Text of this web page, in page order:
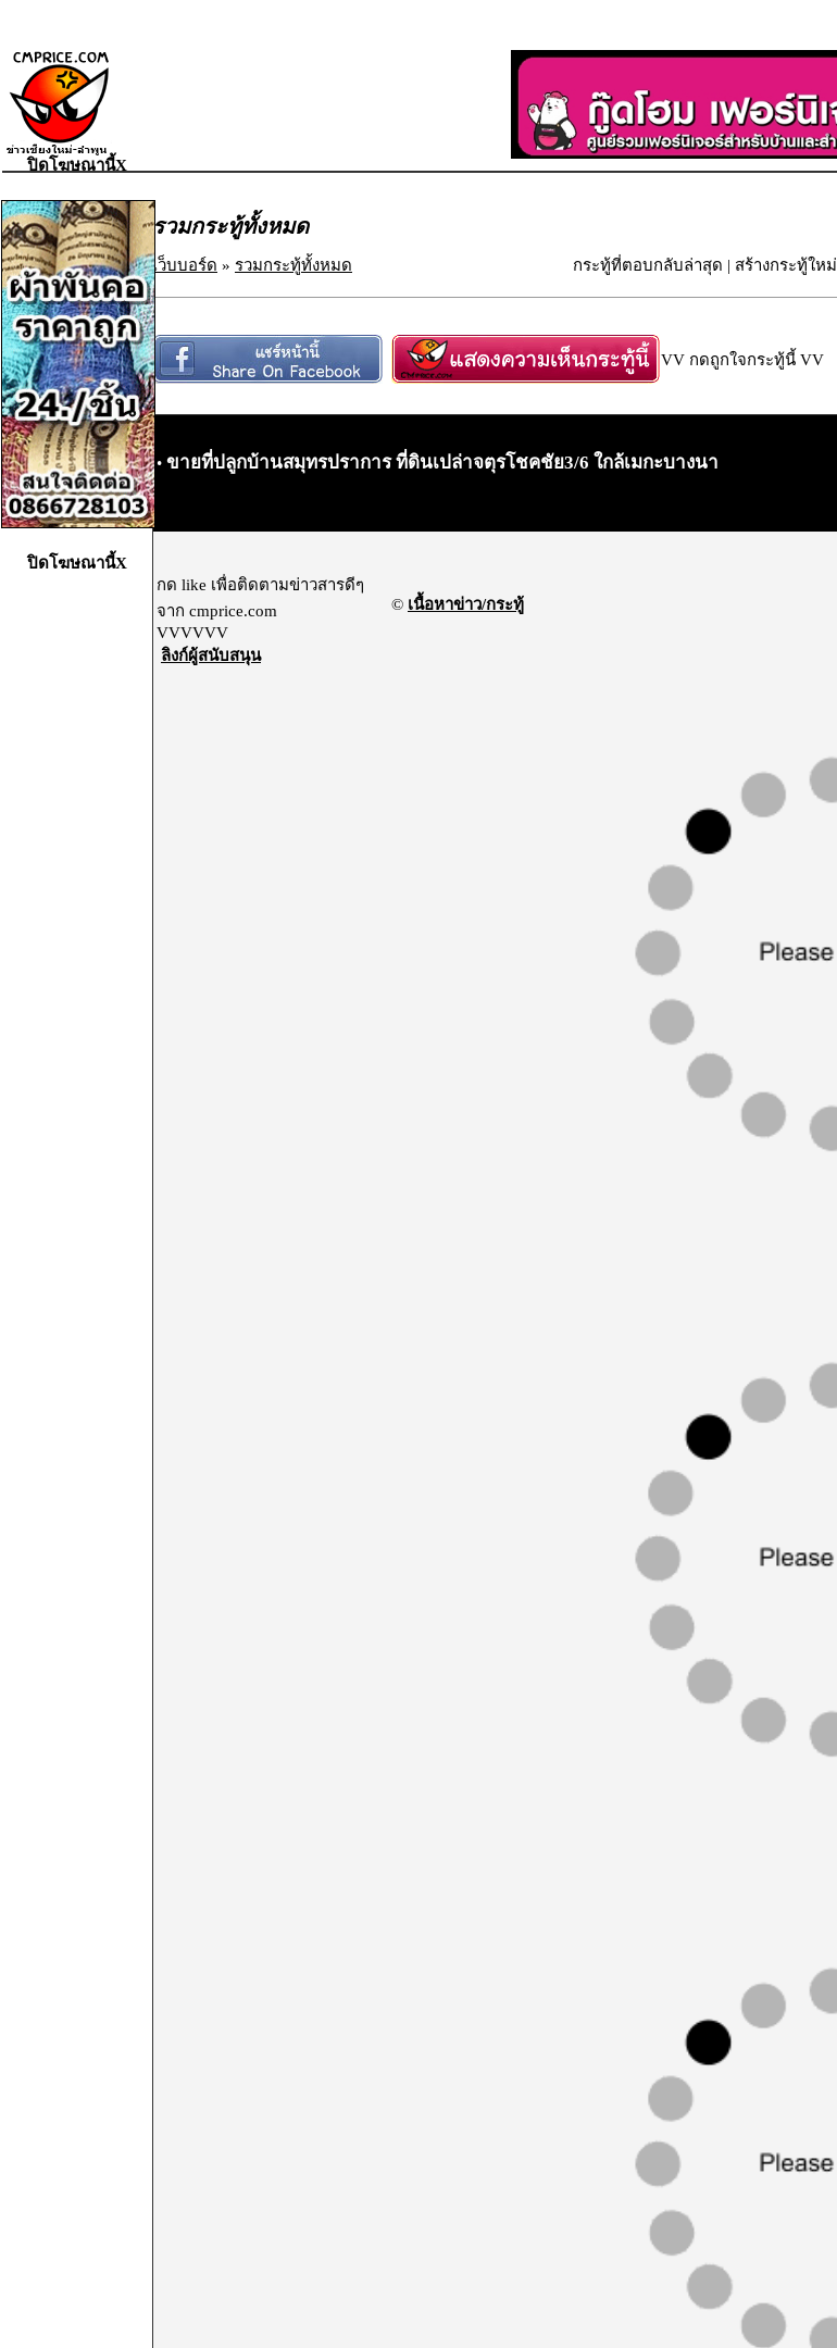
รวมกระทู้ทั้งหมด
เว็บบอร์ด » รวมกระทู้ทั้งหมด กระทู้ที่ตอบกลับล่าสุด | สร้างกระทู้ใหม่
VV กดถูกใจกระทู้นี้ VV
• ขายที่ปลูกบ้านสมุทรปราการ ที่ดินเปล่าจตุรโชคชัย3/6 ใกล้เมกะบางนา
กด like เพื่อติดตามข่าวสารดีๆ
จาก cmprice.com
VVVVVV
ลิงก์ผู้สนับสนุน
© เนื้อหาข่าว/กระทู้
ปิดโฆษณานี้X
ปิดโฆษณานี้X